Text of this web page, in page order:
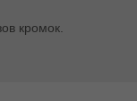
кромок.